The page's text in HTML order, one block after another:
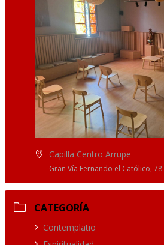
Capilla Centro Arrupe
Gran Vía Fernando el Católico, 78.
CATEGORÍA
Contemplatio